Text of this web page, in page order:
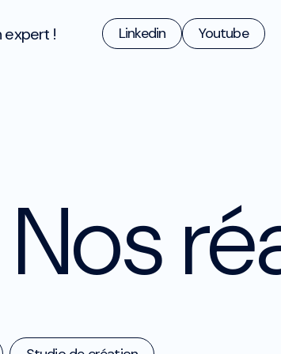
expert ! Linkedin Youtube
Nos